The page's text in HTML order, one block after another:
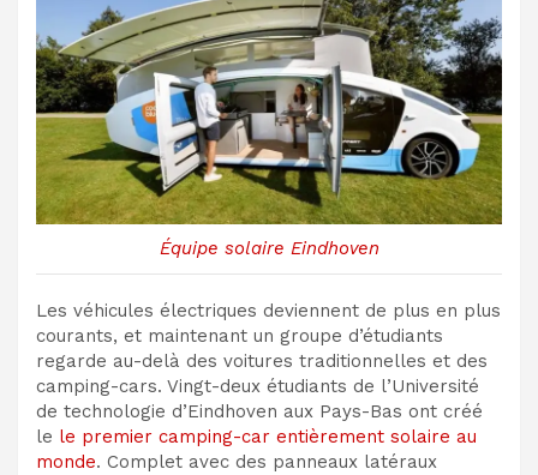
Équipe solaire Eindhoven
Les véhicules électriques deviennent de plus en plus
courants, et maintenant un groupe d’étudiants
regarde au-delà des voitures traditionnelles et des
camping-cars. Vingt-deux étudiants de l’Université
de technologie d’Eindhoven aux Pays-Bas ont créé
le le premier camping-car entièrement solaire au
monde. Complet avec des panneaux latéraux